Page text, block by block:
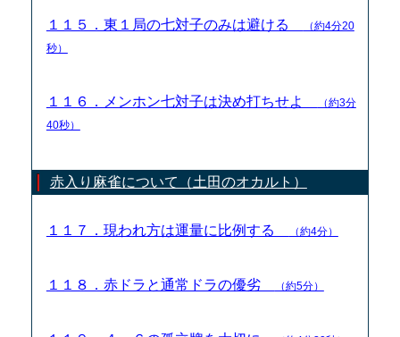
１１５．東１局の七対子のみは避ける
（約4分20
秒）
１１６．メンホン七対子は決め打ちせよ
（約3分
40秒）
赤入り麻雀について（土田のオカルト）
１１７．現われ方は運量に比例する （約4分）
１１８．赤ドラと通常ドラの優劣 （約5分）